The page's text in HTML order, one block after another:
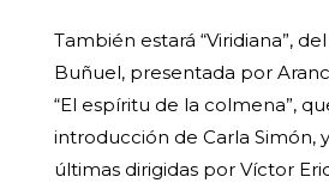
También estará “Viridiana”,
Buñuel, presentada por
“El espíritu de la colmena”,
introducción de Carla Simón, y
últimas dirigidas por Víctor